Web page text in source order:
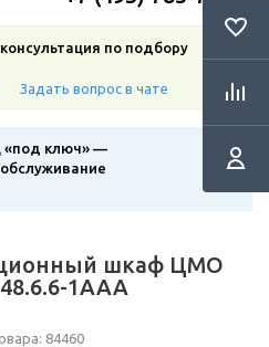
по подбору
Задать вопрос в чате
«под ключ» —
шкаф ЦМО
1ААА
84460